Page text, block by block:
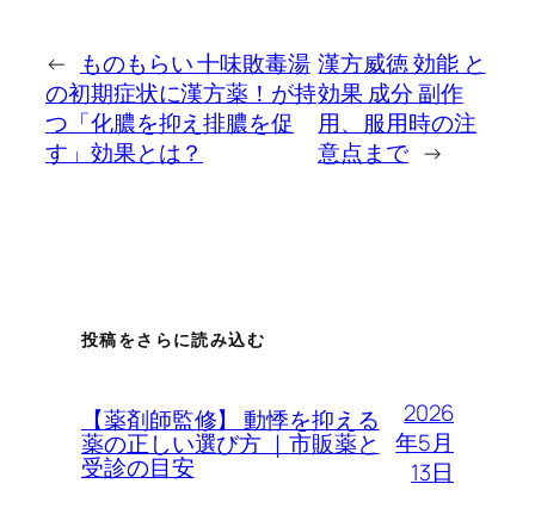
←
ものもらい 十味敗毒湯
の初期症状に漢方薬！が持
つ「化膿を抑え排膿を促
す」効果とは？
漢方威徳 効能 と
効果 成分 副作
用、服用時の注
意点まで →
投稿をさらに読み込む
【薬剤師監修】 動悸を抑える
薬の正しい選び方 ｜市販薬と
受診の目安
2026
年5月
13日